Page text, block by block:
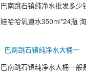
巴南跳石镇纯净水批发多
娃哈哈氧道水350ml*24瓶
巴南跳石镇纯净水大桶一
巴南跳石镇纯净水大桶一